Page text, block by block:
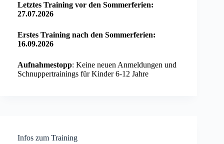
Letztes Training vor den Sommerferien:
27.07.2026
Erstes Training nach den Sommerferien:
16.09.2026
Aufnahmestopp: Keine neuen Anmeldungen und
Schnuppertrainings für Kinder 6-12 Jahre
Infos zum Training